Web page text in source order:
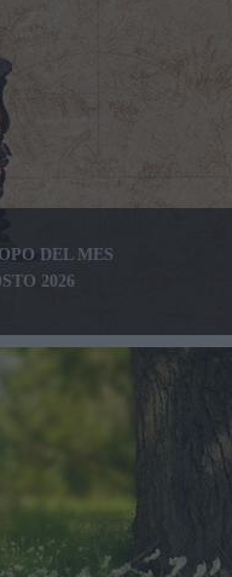
DEL MES
2026